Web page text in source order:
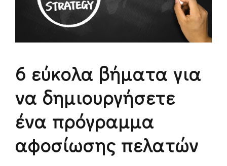
6 εύκολα βήματα για
να δημιουργήσετε
ένα πρόγραμμα
αφοσίωσης πελατών